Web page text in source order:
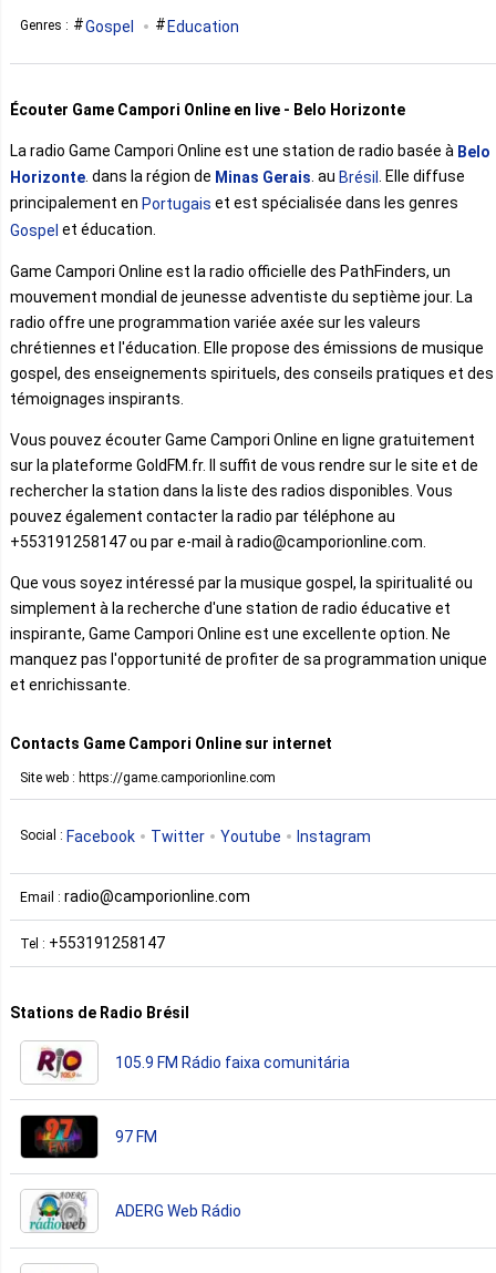
Genres : Gospel Education
Écouter Game Campori Online en live - Belo Horizonte
La radio Game Campori Online est une station de radio basée à Belo
Horizonte. dans la région de Minas Gerais. au Brésil . Elle diffuse
principalement en Portugais et est spécialisée dans les genres
Gospel et éducation.
Game Campori Online est la radio officielle des PathFinders, un
mouvement mondial de jeunesse adventiste du septième jour. La
radio offre une programmation variée axée sur les valeurs
chrétiennes et l'éducation. Elle propose des émissions de musique
gospel, des enseignements spirituels, des conseils pratiques et des
témoignages inspirants.
Vous pouvez écouter Game Campori Online en ligne gratuitement
sur la plateforme GoldFM.fr. Il suffit de vous rendre sur le site et de
rechercher la station dans la liste des radios disponibles. Vous
pouvez également contacter la radio par téléphone au
+553191258147 ou par e-mail à radio@camporionline.com.
Que vous soyez intéressé par la musique gospel, la spiritualité ou
simplement à la recherche d'une station de radio éducative et
inspirante, Game Campori Online est une excellente option. Ne
manquez pas l'opportunité de profiter de sa programmation unique
et enrichissante.
Contacts Game Campori Online sur internet
Site web : https://game.camporionline.com
Social : Facebook Twitter Youtube Instagram
Email : radio@camporionline.com
Tel : +553191258147
Stations de Radio Brésil
105.9 FM Rádio faixa comunitária
97 FM
ADERG Web Rádio